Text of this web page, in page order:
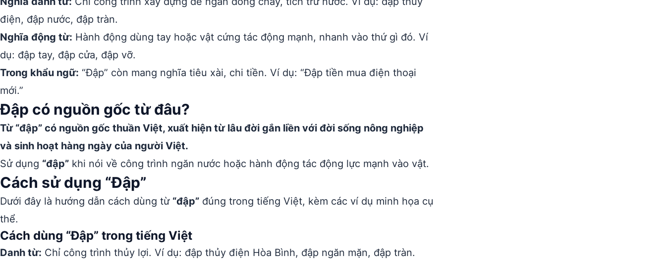
điện, đập nước, đập tràn.
Nghĩa động từ: Hành động dùng tay hoặc vật cứng tác động mạnh, nhanh vào thứ gì đó. Ví
dụ: đập tay, đập cửa, đập vỡ.
Trong khẩu ngữ: “Đập” còn mang nghĩa tiêu xài, chi tiền. Ví dụ: “Đập tiền mua điện thoại
mới.”
Đập có nguồn gốc từ đâu?
Từ “đập” có nguồn gốc thuần Việt, xuất hiện từ lâu đời gắn liền với đời sống nông nghiệp
và sinh hoạt hàng ngày của người Việt.
Sử dụng “đập” khi nói về công trình ngăn nước hoặc hành động tác động lực mạnh vào vật.
Cách sử dụng “Đập”
Dưới đây là hướng dẫn cách dùng từ “đập” đúng trong tiếng Việt, kèm các ví dụ minh họa cụ
thể.
Cách dùng “Đập” trong tiếng Việt
Danh từ: Chỉ công trình thủy lợi. Ví dụ: đập thủy điện Hòa Bình, đập ngăn mặn, đập tràn.